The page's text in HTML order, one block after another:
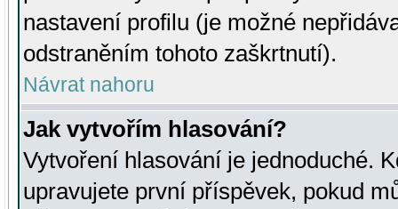
nastavení profilu (je možné
odstraněním tohoto zaškrtnutí).
Návrat nahoru
Jak vytvořím hlasování?
Vytvoření hlasování je jednoduché.
upravujete první příspěvek, pokud